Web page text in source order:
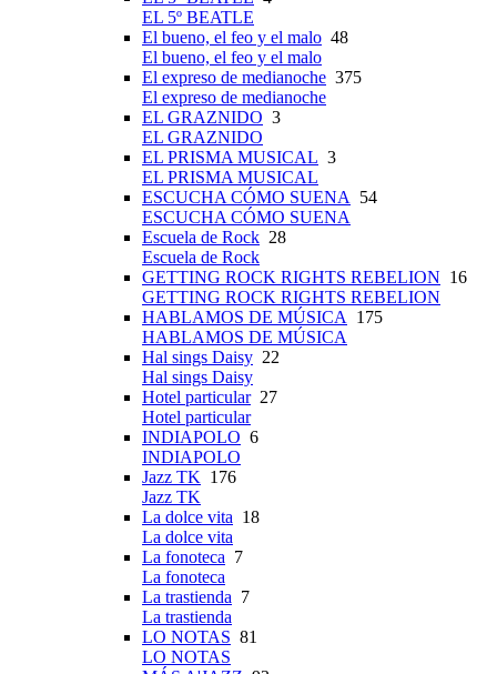
EL 5º BEATLE
El bueno, el feo y el malo 48
El bueno, el feo y el malo
El expreso de medianoche 375
El expreso de medianoche
EL GRAZNIDO 3
EL GRAZNIDO
EL PRISMA MUSICAL 3
EL PRISMA MUSICAL
ESCUCHA CÓMO SUENA
54
ESCUCHA CÓMO SUENA
Escuela de Rock 28
Escuela de Rock
GETTING ROCK RIGHTS REBELION 16
GETTING ROCK RIGHTS REBELION
HABLAMOS DE MÚSICA
175
HABLAMOS DE MÚSICA
Hal sings Daisy 22
Hal sings Daisy
Hotel particular27
Hotel particular
INDIAPOLO 6
INDIAPOLO
Jazz TK 176
Jazz TK
La dolce vita 18
La dolce vita
La fonoteca 7
La fonoteca
La trastienda 7
La trastienda
LO NOTAS 81
LO NOTAS